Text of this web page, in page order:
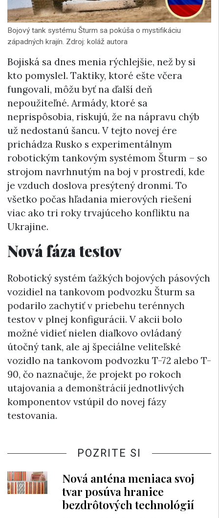
Bojový tank systému Šturm sa pokúša o mystifikáciu
západných krajín. Zdroj: koláž autora
Bojiská sa dnes menia rýchlejšie, než by si
kto pomyslel. Taktiky, ktoré ešte včera
fungovali, môžu byť na ďalší deň
nepoužiteľné. Armády, ktoré sa
neprispôsobia, riskujú, že na nápravu chýb
už nedostanú šancu. V tejto novej ére
prichádza Rusko s experimentálnym
robotickým tankovým systémom Šturm – so
strojom navrhnutým na boj v prostredí, kde
je vzduch doslova presýtený dronmi. To
všetko počas hľadania mierových riešení
viac ako tri roky trvajúceho konfliktu na
Ukrajine.
Nová fáza testov
Robotický systém ťažkých bojových pásových
vozidiel na tankovom podvozku Šturm sa
podarilo zachytiť v priebehu terénnych
testov v plnej konfigurácii. V akcii bolo
možné vidieť nielen diaľkovo ovládaný
útočný tank, ale aj špeciálne veliteľské
vozidlo na tankovom podvozku T-72 alebo T-
90, čo naznačuje, že projekt po rokoch
utajovania a demonštrácií jednotlivých
komponentov vstúpil do novej fázy
testovania.
POZRITE SI
Nová anténa meniaca svoj
tvar posúva hranice
bezdrôtových technológií